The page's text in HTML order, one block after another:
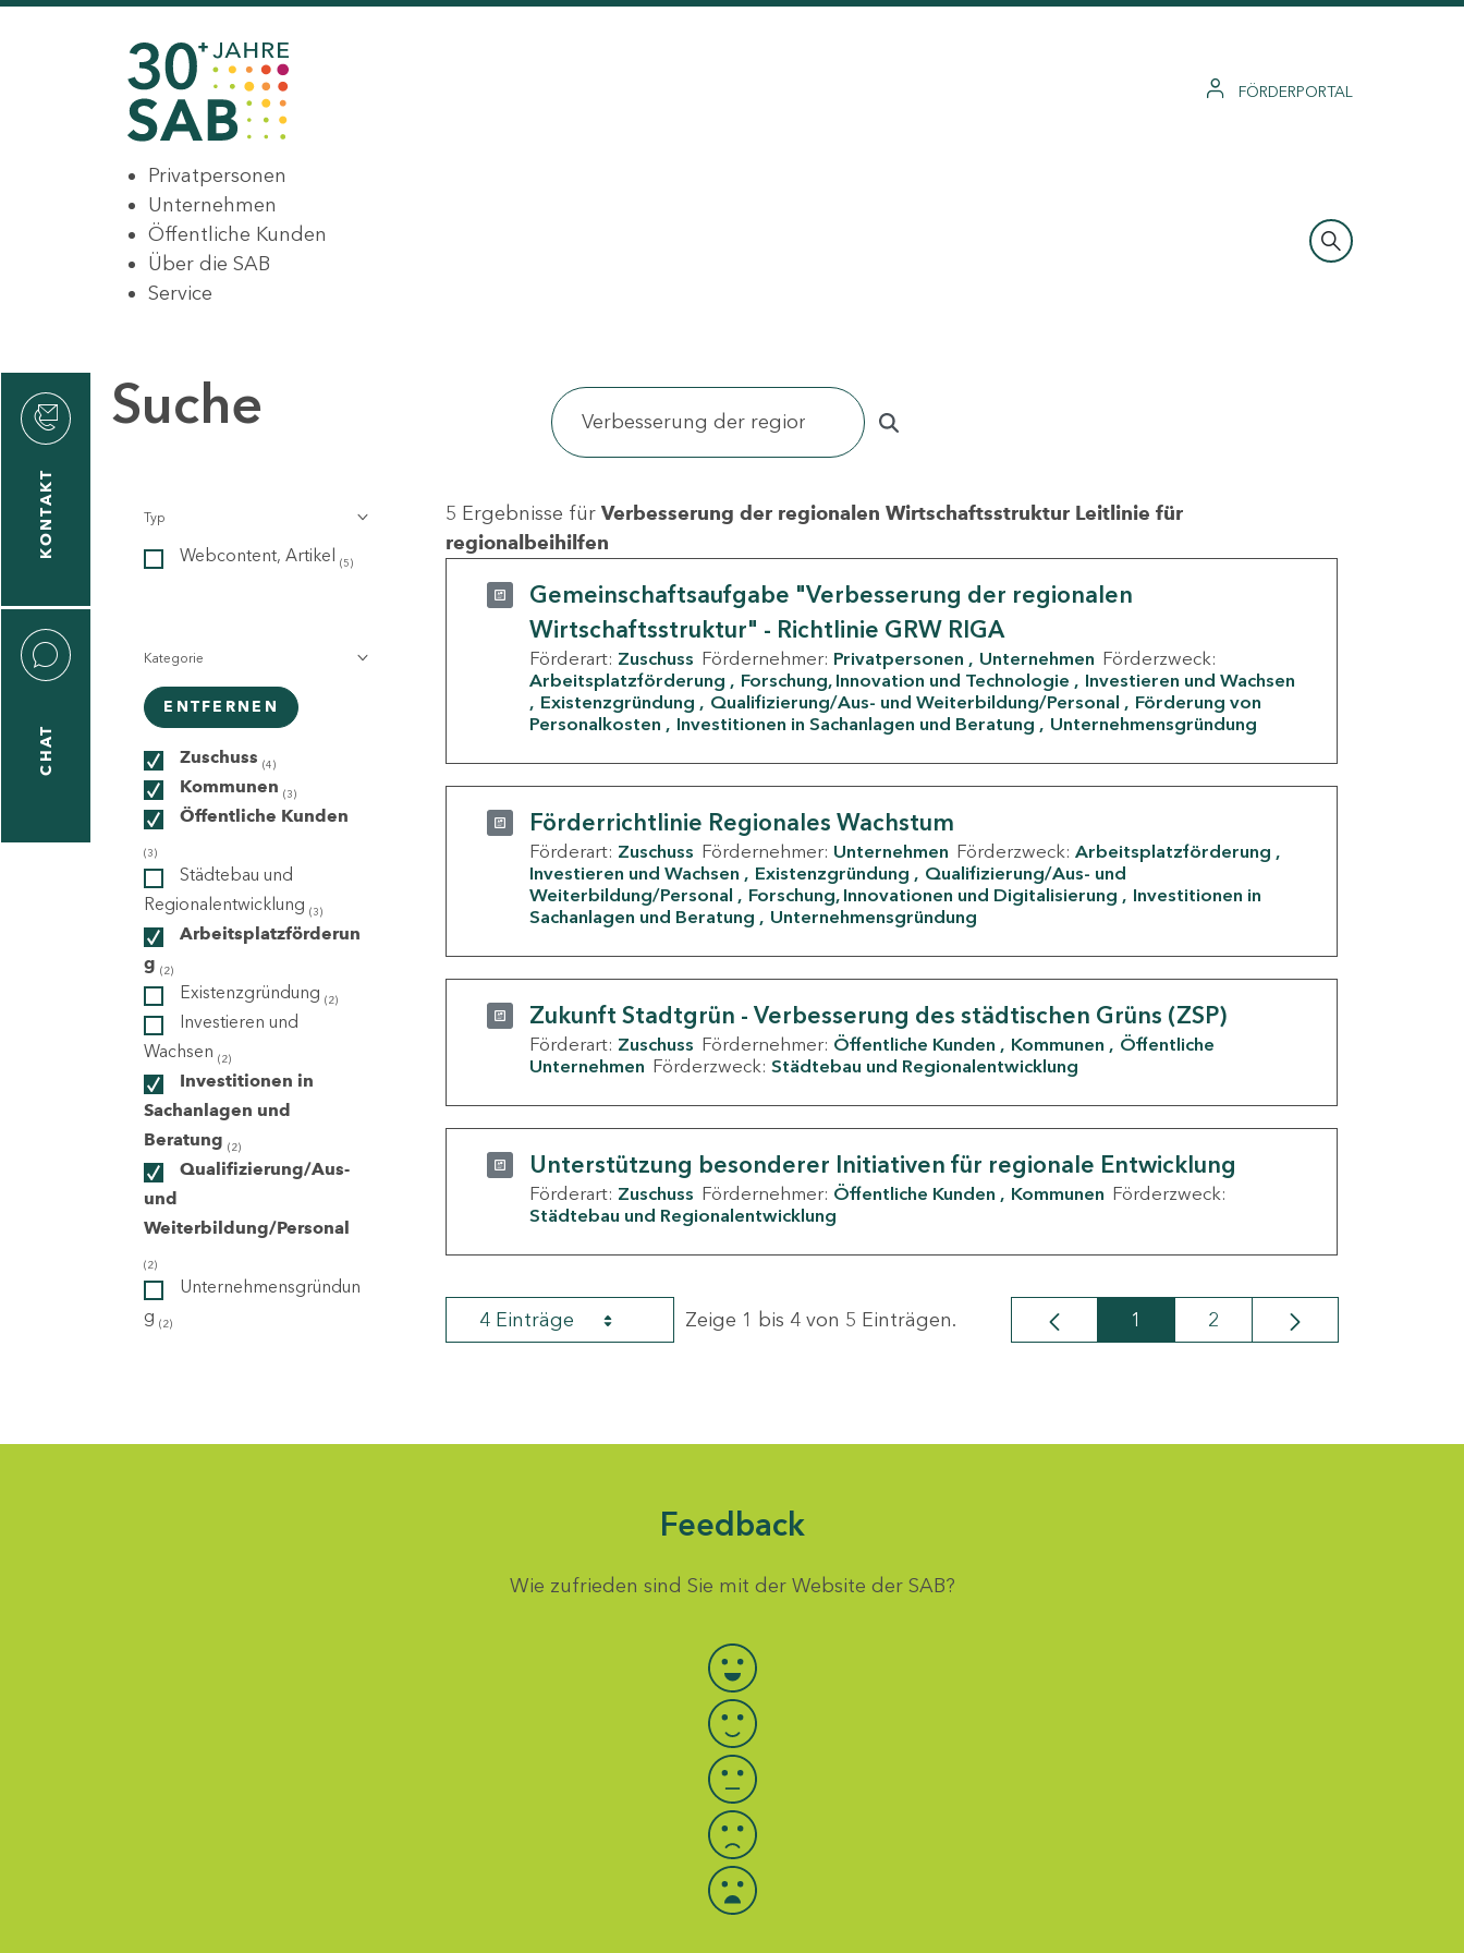
FÖRDERPORTAL
Privatpersonen
Unternehmen
Öffentliche Kunden
Über die SAB
Service
KONTAKT
CHAT
Suche
Typ
Webcontent, Artikel (5)
Kategorie
ENTFERNEN
Zuschuss (4)
Kommunen (3)
Öffentliche Kunden
(3)
Städtebau und
Regionalentwicklung (3)
Arbeitsplatzförderun
g (2)
Existenzgründung (2)
Investieren und
Wachsen (2)
Investitionen in
Sachanlagen und
Beratung (2)
Qualifizierung/Aus-
und
Weiterbildung/Personal
(2)
Unternehmensgründun
g (2)
5 Ergebnisse für Verbesserung der regionalen Wirtschaftsstruktur Leitlinie für
regionalbeihilfen
Gemeinschaftsaufgabe "Verbesserung der regionalen
Wirtschaftsstruktur" - Richtlinie GRW RIGA
Förderart: Zuschuss Fördernehmer: Privatpersonen Unternehmen Förderzweck:
Arbeitsplatzförderung
Forschung, Innovation und Technologie
Investieren und Wachsen
Existenzgründung
Qualifizierung/Aus- und Weiterbildung/Personal
Förderung von
Personalkosten
Investitionen in Sachanlagen und Beratung Unternehmensgründung
Förderrichtlinie Regionales Wachstum
Förderart: Zuschuss Fördernehmer: Unternehmen Förderzweck: Arbeitsplatzförderung
Investieren und Wachsen
Existenzgründung
Qualifizierung/Aus- und
Weiterbildung/Personal
Forschung, Innovationen und Digitalisierung
Investitionen in
Sachanlagen und Beratung
Unternehmensgründung
Zukunft Stadtgrün - Verbesserung des städtischen Grüns (ZSP)
Förderart: Zuschuss Fördernehmer: Öffentliche Kunden Kommunen
Öffentliche
Unternehmen Förderzweck: Städtebau und Regionalentwicklung
Unterstützung besonderer Initiativen für regionale Entwicklung
Förderart: Zuschuss Fördernehmer: Öffentliche Kunden Kommunen Förderzweck:
Städtebau und Regionalentwicklung
4 Einträge Zeige 1 bis 4 von 5 Einträgen. Seite
1 Seite
2
Feedback
Wie zufrieden sind Sie mit der Website der SAB?
Bewertung auswählen